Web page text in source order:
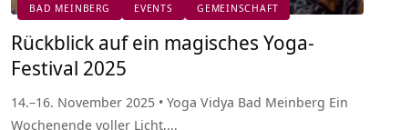
BAD MEINBERG EVENTS GEMEINSCHAFT
Rückblick auf ein magisches Yoga-
Festival 2025
14.–16. November 2025 • Yoga Vidya Bad Meinberg Ein
Wochenende voller Licht,…